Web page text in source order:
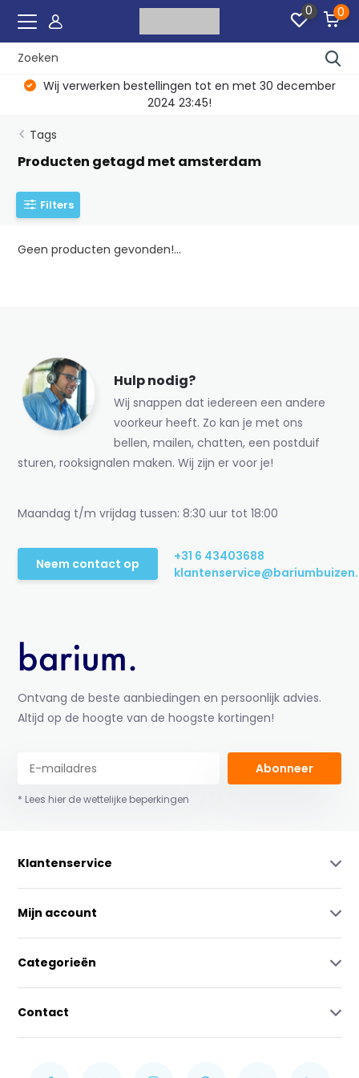
0 0
Wij verwerken bestellingen tot en met 30 december
2024 23:45!
Tags
Producten getagd met amsterdam
Filters
Geen producten gevonden!...
Hulp nodig?
Wij snappen dat iedereen een andere
voorkeur heeft. Zo kan je met ons
bellen, mailen, chatten, een postduif
sturen, rooksignalen maken. Wij zijn er voor je!
Maandag t/m vrijdag tussen: 8:30 uur tot 18:00
Neem contact op
+31 6 43403688
Ontvang de beste aanbiedingen en persoonlijk advies.
Altijd op de hoogte van de hoogste kortingen!
Abonneer
* Lees hier de wettelijke beperkingen
Klantenservice
Mijn account
Categorieën
Contact